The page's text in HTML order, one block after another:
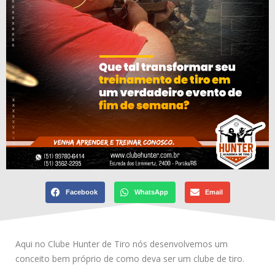
Facebook WhatsApp Email
Aqui no Clube Hunter de Tiro nós desenvolvemos um
conceito bem próprio de como deva ser um clube de tiro.